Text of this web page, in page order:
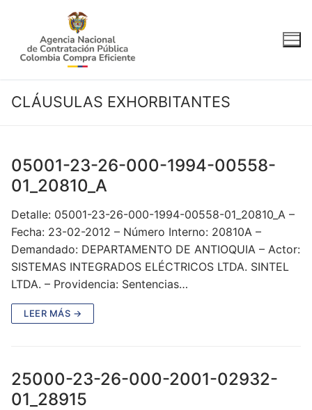
contenido
CLÁUSULAS EXHORBITANTES
05001-23-26-000-1994-00558-
01_20810_A
Detalle: 05001-23-26-000-1994-00558-01_20810_A –
Fecha: 23-02-2012 – Número Interno: 20810A –
Demandado: DEPARTAMENTO DE ANTIOQUIA – Actor:
SISTEMAS INTEGRADOS ELÉCTRICOS LTDA. SINTEL
LTDA. – Providencia: Sentencias…
LEER MÁS →
25000-23-26-000-2001-02932-
01_28915